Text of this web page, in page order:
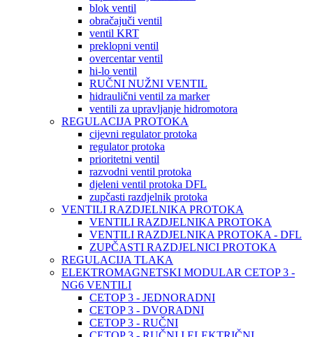
blok ventil
obračajuči ventil
ventil KRT
preklopni ventil
overcentar ventil
hi-lo ventil
RUČNI NUŽNI VENTIL
hidraulični ventil za marker
ventili za upravljanje hidromotora
REGULACIJA PROTOKA
cijevni regulator protoka
regulator protoka
prioritetni ventil
razvodni ventil protoka
djeleni ventil protoka DFL
zupčasti razdjelnik protoka
VENTILI RAZDJELNIKA PROTOKA
VENTILI RAZDJELNIKA PROTOKA
VENTILI RAZDJELNIKA PROTOKA - DFL
ZUPČASTI RAZDJELNICI PROTOKA
REGULACIJA TLAKA
ELEKTROMAGNETSKI MODULAR CETOP 3 -
NG6 VENTILI
CETOP 3 - JEDNORADNI
CETOP 3 - DVORADNI
CETOP 3 - RUČNI